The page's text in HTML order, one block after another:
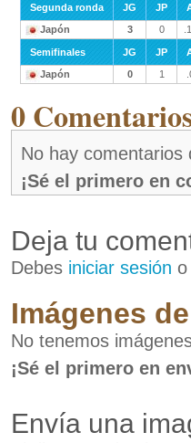
Segunda ronda JG JP
Japón
3 0
Semifinales JG JP
Japón
0 1
0
No hay comentarios
¡Sé el primero en
Deja tu
Debes iniciar sesión
Imágenes
No tenemos
¡Sé el primero en
Envía una